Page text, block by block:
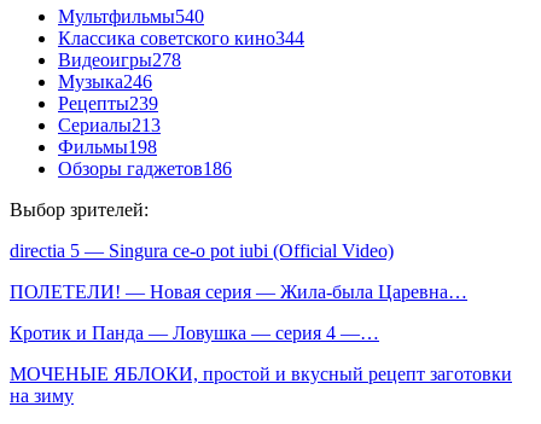
Мультфильмы540
Классика советского кино344
Видеоигры278
Музыка246
Рецепты239
Сериалы213
Фильмы198
Обзоры гаджетов186
Выбор зрителей:
directia 5 — Singura ce-o pot iubi (Official Video)
ПОЛЕТЕЛИ! — Новая серия — Жила-была Царевна…
Кротик и Панда — Ловушка — серия 4 —…
МОЧЕНЫЕ ЯБЛОКИ, простой и вкусный рецепт заготовки
на зиму